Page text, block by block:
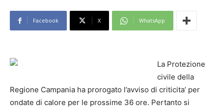
Facebook X WhatsApp
La Protezione
civile della
Regione Campania ha prorogato l’avviso di criticita’ per
ondate di calore per le prossime 36 ore. Pertanto si